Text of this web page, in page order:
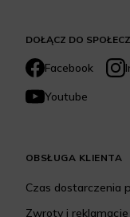
DOŁĄCZ DO
Facebook
Youtube
OBSŁUGA KLIENTA
Czas dostarczenia
Zwroty i reklamacje